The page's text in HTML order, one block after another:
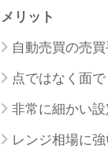
メリット
自動売買の売
点ではなく面
非常に細かい
レンジ相場に強